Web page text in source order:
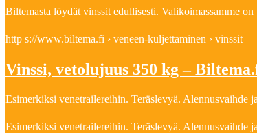
Biltemasta löydät vinssit edullisesti. Valikoimassamme
http s://www.biltema.fi › veneen-kuljettaminen › vinssit
Vinssi, vetolujuus 350 kg –
Esimerkiksi venetrailereihin. Teräslevyä. Alennusvaihde
Esimerkiksi venetrailereihin. Teräslevyä. Alennusvaihde